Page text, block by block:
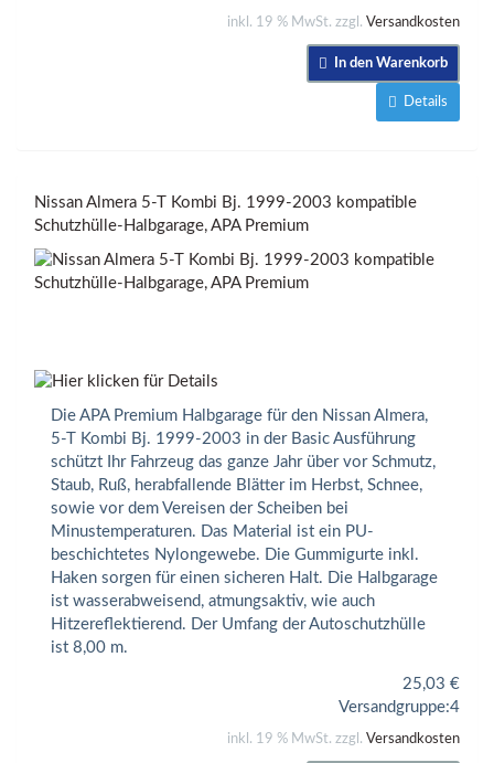
inkl. 19 % MwSt. zzgl. Versandkosten
In den Warenkorb
Details
Nissan Almera 5-T Kombi Bj. 1999-2003 kompatible
Schutzhülle-Halbgarage, APA Premium
Die APA Premium Halbgarage für den Nissan Almera,
5-T Kombi Bj. 1999-2003 in der Basic Ausführung
schützt Ihr Fahrzeug das ganze Jahr über vor Schmutz,
Staub, Ruß, herabfallende Blätter im Herbst, Schnee,
sowie vor dem Vereisen der Scheiben bei
Minustemperaturen. Das Material ist ein PU-
beschichtetes Nylongewebe. Die Gummigurte inkl.
Haken sorgen für einen sicheren Halt. Die Halbgarage
ist wasserabweisend, atmungsaktiv, wie auch
Hitzereflektierend. Der Umfang der Autoschutzhülle
ist 8,00 m.
25,03 €
Versandgruppe:4
inkl. 19 % MwSt. zzgl. Versandkosten